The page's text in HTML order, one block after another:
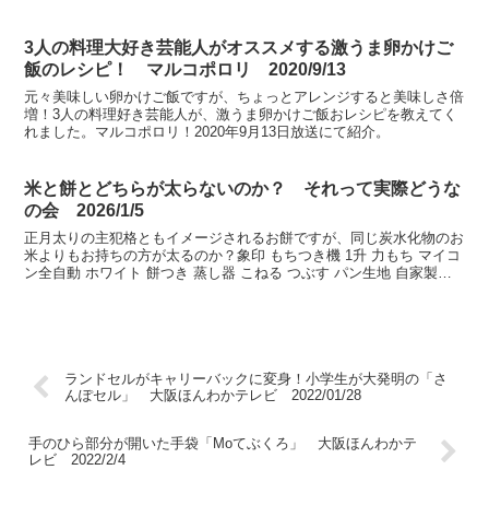
3人の料理大好き芸能人がオススメする激うま卵かけご
飯のレシピ！ マルコポロリ 2020/9/13
元々美味しい卵かけご飯ですが、ちょっとアレンジすると美味しさ倍
増！3人の料理好き芸能人が、激うま卵かけご飯おレシピを教えてく
れました。マルコポロリ！2020年9月13日放送にて紹介。
米と餅とどちらが太らないのか？ それって実際どうな
の会 2026/1/5
正月太りの主犯格ともイメージされるお餅ですが、同じ炭水化物のお
米よりもお持ちの方が太るのか？象印 もちつき機 1升 力もち マイコ
ン全自動 ホワイト 餅つき 蒸し器 こねる つぶす パン生地 自家製み
ランドセルがキャリーバックに変身！小学生が大発明の「さ
んぽセル」 大阪ほんわかテレビ 2022/01/28
手のひら部分が開いた手袋「Moてぶくろ」 大阪ほんわかテ
レビ 2022/2/4